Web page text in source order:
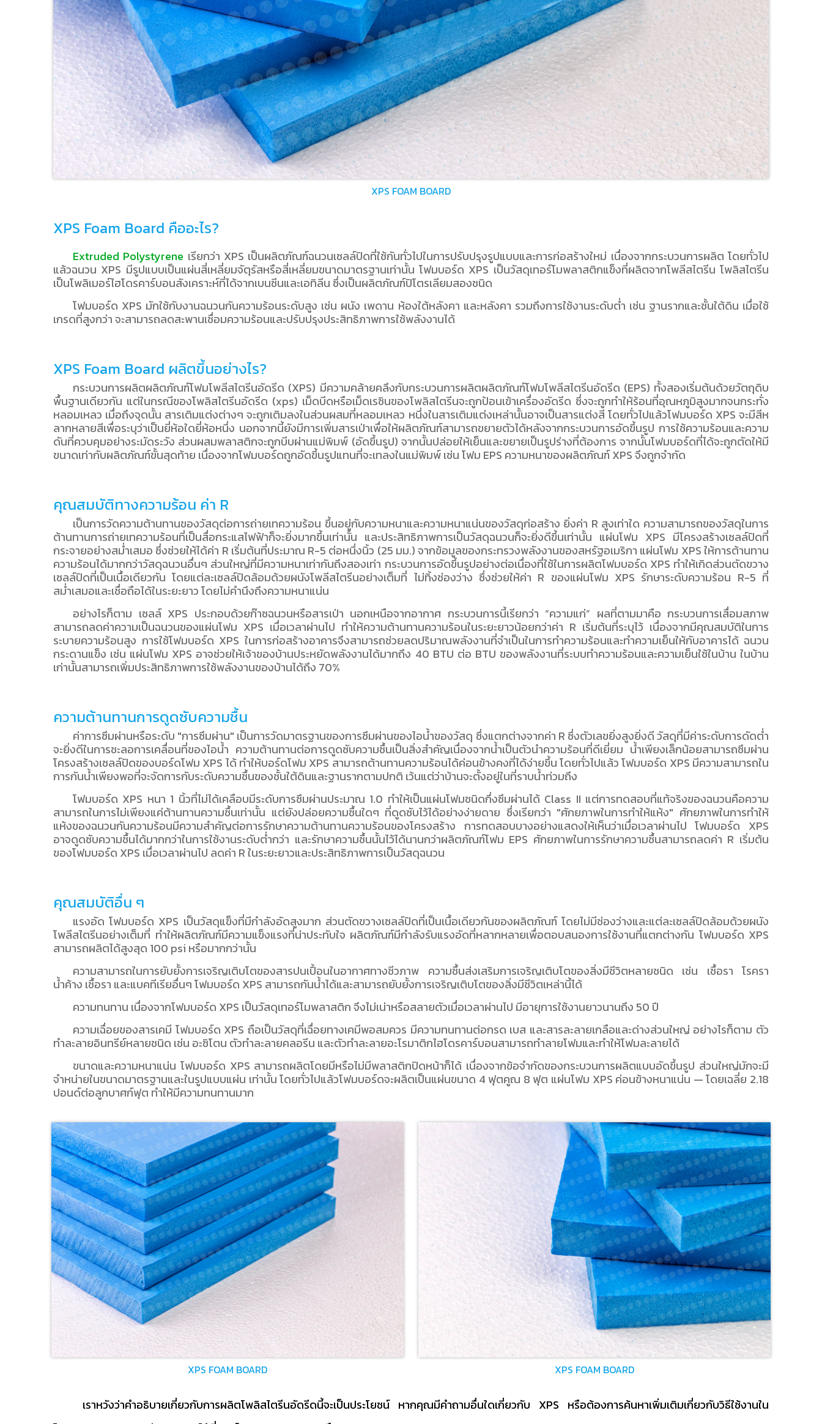
XPS FOAM BOARD
XPS Foam Board คืออะไร?
Extruded Polystyrene เรียกว่า XPS เป็นผลิตภัณฑ์ฉนวนเซลล์ปิดที่ใช้กันทั่วไปในการปรับปรุงรูปแบบและการก่อสร้างใหม่ เนื่องจากกระบวนการผลิต โดยทั่วไป
แล้วฉนวน XPS มีรูปแบบเป็นแผ่นสี่เหลี่ยมจัตุรัสหรือสี่เหลี่ยมขนาดมาตรฐานเท่านั้น โฟมบอร์ด XPS เป็นวัสดุเทอร์โมพลาสติกแข็งที่ผลิตจากโพลีสไตรีน โพลิสไตรีน
เป็นโพลิเมอร์ไฮโดรคาร์บอนสังเคราะห์ที่ได้จากเบนซีนและเอทิลีน ซึ่งเป็นผลิตภัณฑ์ปิโตรเลียมสองชนิด
โฟมบอร์ด XPS มักใช้กับงานฉนวนกันความร้อนระดับสูง เช่น ผนัง เพดาน ห้องใต้หลังคา และหลังคา รวมถึงการใช้งานระดับต่ำ เช่น ฐานรากและชั้นใต้ดิน เมื่อใช้
เกรดที่สูงกว่า จะสามารถลดสะพานเชื่อมความร้อนและปรับปรุงประสิทธิภาพการใช้พลังงานได้
XPS Foam Board ผลิตขึ้นอย่างไร?
กระบวนการผลิตผลิตภัณฑ์โฟมโพลีสไตรีนอัดรีด (XPS) มีความคล้ายคลึงกับกระบวนการผลิตผลิตภัณฑ์โฟมโพลีสไตรีนอัดรีด (EPS) ทั้งสองเริ่มต้นด้วยวัตถุดิบ
พื้นฐานเดียวกัน แต่ในกรณีของโพลิสไตรีนอัดรีด (xps) เม็ดบีดหรือเม็ดเรซินของโพลิสไตรีนจะถูกป้อนเข้าเครื่องอัดรีด ซึ่งจะถูกทำให้ร้อนที่อุณหภูมิสูงมากจนกระทั่ง
หลอมเหลว เมื่อถึงจุดนั้น สารเติมแต่งต่างๆ จะถูกเติมลงในส่วนผสมที่หลอมเหลว หนึ่งในสารเติมแต่งเหล่านั้นอาจเป็นสารแต่งสี โดยทั่วไปแล้วโฟมบอร์ด XPS จะมีสีห
ลากหลายสีเพื่อระบุว่าเป็นยี่ห้อใดยี่ห้อหนึ่ง นอกจากนี้ยังมีการเพิ่มสารเป่าเพื่อให้ผลิตภัณฑ์สามารถขยายตัวได้หลังจากกระบวนการอัดขึ้นรูป การใช้ความร้อนและความ
ดันที่ควบคุมอย่างระมัดระวัง ส่วนผสมพลาสติกจะถูกบีบผ่านแม่พิมพ์ (อัดขึ้นรูป) จากนั้นปล่อยให้เย็นและขยายเป็นรูปร่างที่ต้องการ จากนั้นโฟมบอร์ดที่ได้จะถูกตัดให้มี
ขนาดเท่ากับผลิตภัณฑ์ขั้นสุดท้าย เนื่องจากโฟมบอร์ดถูกอัดขึ้นรูปแทนที่จะเทลงในแม่พิมพ์ เช่น โฟม EPS ความหนาของผลิตภัณฑ์ XPS จึงถูกจำกัด
คุณสมบัติทางความร้อน ค่า R
เป็นการวัดความต้านทานของวัสดุต่อการถ่ายเทความร้อน ขึ้นอยู่กับความหนาและความหนาแน่นของวัสดุก่อสร้าง ยิ่งค่า R สูงเท่าใด ความสามารถของวัสดุในการ
ต้านทานการถ่ายเทความร้อนที่เป็นสื่อกระแสไฟฟ้าก็จะยิ่งมากขึ้นเท่านั้น และประสิทธิภาพการเป็นวัสดุฉนวนก็จะยิ่งดีขึ้นเท่านั้น แผ่นโฟม XPS มีโครงสร้างเซลล์ปิดที่
กระจายอย่างสม่ำเสมอ ซึ่งช่วยให้ได้ค่า R เริ่มต้นที่ประมาณ R-5 ต่อหนึ่งนิ้ว (25 มม.) จากข้อมูลของกระทรวงพลังงานของสหรัฐอเมริกา แผ่นโฟม XPS ให้การต้านทาน
ความร้อนได้มากกว่าวัสดุฉนวนอื่นๆ ส่วนใหญ่ที่มีความหนาเท่ากันถึงสองเท่า กระบวนการอัดขึ้นรูปอย่างต่อเนื่องที่ใช้ในการผลิตโฟมบอร์ด XPS ทำให้เกิดส่วนตัดขวาง
เซลล์ปิดที่เป็นเนื้อเดียวกัน โดยแต่ละเซลล์ปิดล้อมด้วยผนังโพลีสไตรีนอย่างเต็มที่ ไม่ทิ้งช่องว่าง ซึ่งช่วยให้ค่า R ของแผ่นโฟม XPS รักษาระดับความร้อน R-5 ที่
สม่ำเสมอและเชื่อถือได้ในระยะยาว โดยไม่คำนึงถึงความหนาแน่น
อย่างไรก็ตาม เซลล์ XPS ประกอบด้วยก๊าซฉนวนหรือสารเป่า นอกเหนือจากอากาศ กระบวนการนี้เรียกว่า “ความแก่” ผลที่ตามมาคือ กระบวนการเสื่อมสภาพ
สามารถลดค่าความเป็นฉนวนของแผ่นโฟม XPS เมื่อเวลาผ่านไป ทำให้ความต้านทานความร้อนในระยะยาวน้อยกว่าค่า R เริ่มต้นที่ระบุไว้ เนื่องจากมีคุณสมบัติในการ
ระบายความร้อนสูง การใช้โฟมบอร์ด XPS ในการก่อสร้างอาคารจึงสามารถช่วยลดปริมาณพลังงานที่จำเป็นในการทำความร้อนและทำความเย็นให้กับอาคารได้ ฉนวน
กระดานแข็ง เช่น แผ่นโฟม XPS อาจช่วยให้เจ้าของบ้านประหยัดพลังงานได้มากถึง 40 BTU ต่อ BTU ของพลังงานที่ระบบทำความร้อนและความเย็นใช้ในบ้าน ในบ้าน
เก่านั้นสามารถเพิ่มประสิทธิภาพการใช้พลังงานของบ้านได้ถึง 70%
ความต้านทานการดูดซับความชื้น
ค่าการซึมผ่านหรือระดับ "การซึมผ่าน" เป็นการวัดมาตรฐานของการซึมผ่านของไอน้ำของวัสดุ ซึ่งแตกต่างจากค่า R ซึ่งตัวเลขยิ่งสูงยิ่งดี วัสดุที่มีค่าระดับการดัดต่ำ
จะยิ่งดีในการชะลอการเคลื่อนที่ของไอน้ำ ความต้านทานต่อการดูดซับความชื้นเป็นสิ่งสำคัญเนื่องจากน้ำเป็นตัวนำความร้อนที่ดีเยี่ยม น้ำเพียงเล็กน้อยสามารถซึมผ่าน
โครงสร้างเซลล์ปิดของบอร์ดโฟม XPS ได้ ทำให้บอร์ดโฟม XPS สามารถต้านทานความร้อนได้ค่อนข้างคงที่ได้ง่ายขึ้น โดยทั่วไปแล้ว โฟมบอร์ด XPS มีความสามารถใน
การกันน้ำเพียงพอที่จะจัดการกับระดับความชื้นของชั้นใต้ดินและฐานรากตามปกติ เว้นแต่ว่าบ้านจะตั้งอยู่ในที่ราบน้ำท่วมถึง
โฟมบอร์ด XPS หนา 1 นิ้วที่ไม่ได้เคลือบมีระดับการซึมผ่านประมาณ 1.0 ทำให้เป็นแผ่นโฟมชนิดกึ่งซึมผ่านได้ Class II แต่การทดสอบที่แท้จริงของฉนวนคือความ
สามารถในการไม่เพียงแค่ต้านทานความชื้นเท่านั้น แต่ยังปล่อยความชื้นใดๆ ที่ดูดซับไว้ได้อย่างง่ายดาย ซึ่งเรียกว่า "ศักยภาพในการทำให้แห้ง" ศักยภาพในการทำให้
แห้งของฉนวนกันความร้อนมีความสำคัญต่อการรักษาความต้านทานความร้อนของโครงสร้าง การทดสอบบางอย่างแสดงให้เห็นว่าเมื่อเวลาผ่านไป โฟมบอร์ด XPS
อาจดูดซับความชื้นได้มากกว่าในการใช้งานระดับต่ำกว่า และรักษาความชื้นนั้นไว้ได้นานกว่าผลิตภัณฑ์โฟม EPS ศักยภาพในการรักษาความชื้นสามารถลดค่า R เริ่มต้น
ของโฟมบอร์ด XPS เมื่อเวลาผ่านไป ลดค่า R ในระยะยาวและประสิทธิภาพการเป็นวัสดุฉนวน
คุณสมบัติอื่น ๆ
แรงอัด โฟมบอร์ด XPS เป็นวัสดุแข็งที่มีกำลังอัดสูงมาก ส่วนตัดขวางเซลล์ปิดที่เป็นเนื้อเดียวกันของผลิตภัณฑ์ โดยไม่มีช่องว่างและแต่ละเซลล์ปิดล้อมด้วยผนัง
โพลีสไตรีนอย่างเต็มที่ ทำให้ผลิตภัณฑ์มีความแข็งแรงที่น่าประทับใจ ผลิตภัณฑ์มีกำลังรับแรงอัดที่หลากหลายเพื่อตอบสนองการใช้งานที่แตกต่างกัน โฟมบอร์ด XPS
สามารถผลิตได้สูงสุด 100 psi หรือมากกว่านั้น
ความสามารถในการยับยั้งการเจริญเติบโตของสารปนเปื้อนในอากาศทางชีวภาพ ความชื้นส่งเสริมการเจริญเติบโตของสิ่งมีชีวิตหลายชนิด เช่น เชื้อรา โรครา
น้ำค้าง เชื้อรา และแบคทีเรียอื่นๆ โฟมบอร์ด XPS สามารถกันน้ำได้และสามารถยับยั้งการเจริญเติบโตของสิ่งมีชีวิตเหล่านี้ได้
ความทนทาน เนื่องจากโฟมบอร์ด XPS เป็นวัสดุเทอร์โมพลาสติก จึงไม่เน่าหรือสลายตัวเมื่อเวลาผ่านไป มีอายุการใช้งานยาวนานถึง 50 ปี
ความเฉื่อยของสารเคมี โฟมบอร์ด XPS ถือเป็นวัสดุที่เฉื่อยทางเคมีพอสมควร มีความทนทานต่อกรด เบส และสารละลายเกลือและด่างส่วนใหญ่ อย่างไรก็ตาม ตัว
ทำละลายอินทรีย์หลายชนิด เช่น อะซิโตน ตัวทำละลายคลอรีน และตัวทำละลายอะโรมาติกไฮโดรคาร์บอนสามารถทำลายโฟมและทำให้โฟมละลายได้
ขนาดและความหนาแน่น โฟมบอร์ด XPS สามารถผลิตโดยมีหรือไม่มีพลาสติกปิดหน้าก็ได้ เนื่องจากข้อจำกัดของกระบวนการผลิตแบบอัดขึ้นรูป ส่วนใหญ่มักจะมี
จำหน่ายในขนาดมาตรฐานและในรูปแบบแผ่น เท่านั้น โดยทั่วไปแล้วโฟมบอร์ดจะผลิตเป็นแผ่นขนาด 4 ฟุตคูณ 8 ฟุต แผ่นโฟม XPS ค่อนข้างหนาแน่น — โดยเฉลี่ย 2.18
ปอนด์ต่อลูกบาศก์ฟุต ทำให้มีความทนทานมาก
XPS FOAM BOARD XPS FOAM BOARD
เราหวังว่าคำอธิบายเกี่ยวกับการผลิตโพลิสไตรีนอัดรีดนี้จะเป็นประโยชน์ หากคุณมีคำถามอื่นใดเกี่ยวกับ XPS หรือต้องการค้นหาเพิ่มเติมเกี่ยวกับวิธีใช้งานใน